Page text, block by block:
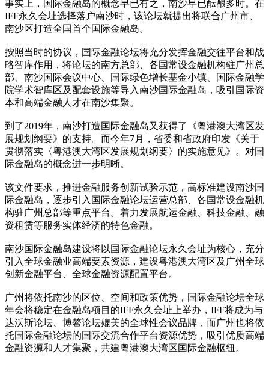
事实上，国际金融岛的概念早已有之，南沙早已酝酿多时。在
IFF永久会址选择落户南沙时，该论坛就提出将联合广州市、
南沙区打造全国首个国际金融岛。
按照当时的协议，国际金融论坛将充分发挥金融交往平台和战
略智库作用，将论坛的南方总部、各国常设金融机构驻广州总
部、南沙国际会议中心、国际绿色增长基金小镇、国际金融学
院学术智库区及配套设施等导入南沙国际金融岛，吸引国际资
本和高端金融人才在南沙集聚。
到了2019年，南沙打造国际金融岛又获得了《粤港澳大湾区发
展规划纲要》的支持。而今年7月，省委和省政府印发《关于
贯彻落实〈粤港澳大湾区发展规划纲要〉的实施意见》。对国
际金融岛的概念进一步明晰。
该文件要求，推进金融服务创新试验示范，高标准建设南沙国
际金融岛，逐步引入国际金融论坛运营总部、各国常设金融机
构驻广州总部等重点平台。着力发展航运金融、科技金融、融
资租赁等服务实体经济的特色金融。
南沙国际金融岛建设将以国际金融论坛永久会址为核心，充分
引入全球金融业高端要素资源，建设粤港澳大湾区及广州全球
创新金融平台、全球金融资源配置平台。
广州将依托南沙的区位、空间和政策优势，国际金融论坛全球
年会将稳定在金融岛项目的IFF永久会址上举办，IFF将成为与
达沃斯论坛、博鳌论坛媲美的全球性会议品牌，而广州也将依
托国际金融论坛的国际交流合作平台资源优势，吸引优质高端
金融资源和人才集聚，共建粤港澳大湾区国际金融枢纽。